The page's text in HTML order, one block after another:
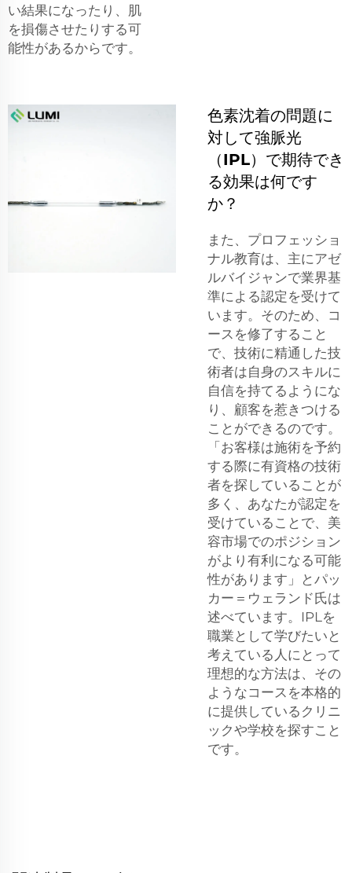
い結果になったり、肌
を損傷させたりする可
能性があるからです。
色素沈着の問題に
対して強脈光
（IPL）で期待でき
る効果は何です
か？
また、プロフェッショ
ナル教育は、主にアゼ
ルバイジャンで業界基
準による認定を受けて
います。そのため、コ
ースを修了すること
で、技術に精通した技
術者は自身のスキルに
自信を持てるようにな
り、顧客を惹きつける
ことができるのです。
「お客様は施術を予約
する際に有資格の技術
者を探していることが
多く、あなたが認定を
受けていることで、美
容市場でのポジション
がより有利になる可能
性があります」とパッ
カー＝ウェランド氏は
述べています。IPLを
職業として学びたいと
考えている人にとって
理想的な方法は、その
ようなコースを本格的
に提供しているクリニ
ックや学校を探すこと
です。